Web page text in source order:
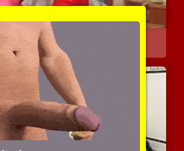
כושי ושתי שובבות חרמניות
| 2 המלצות